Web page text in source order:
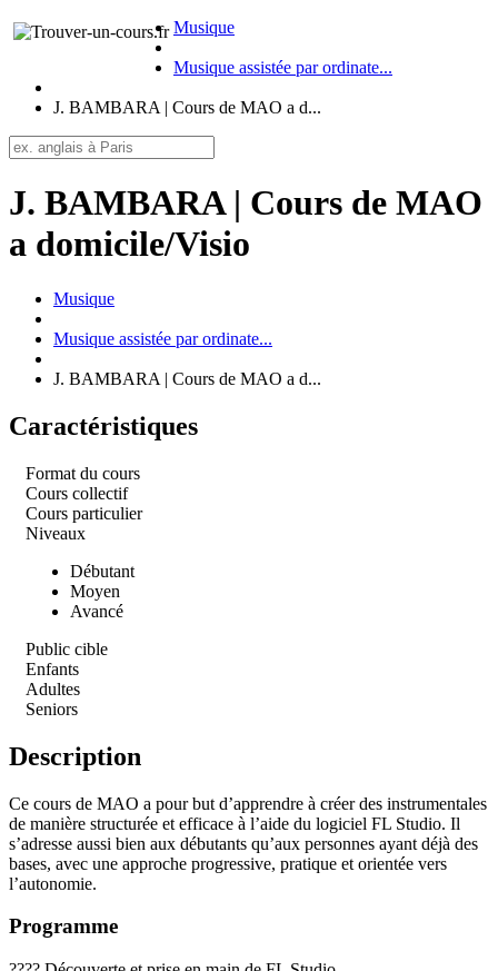
Musique
Musique assistée par ordinate...
J. BAMBARA | Cours de MAO a d...
J. BAMBARA | Cours de MAO
a domicile/Visio
Musique
Musique assistée par ordinate...
J. BAMBARA | Cours de MAO a d...
Caractéristiques
Format du cours
Cours collectif
Cours particulier
Niveaux
Débutant
Moyen
Avancé
Public cible
Enfants
Adultes
Seniors
Description
Ce cours de MAO a pour but d’apprendre à créer des instrumentales
de manière structurée et efficace à l’aide du logiciel FL Studio. Il
s’adresse aussi bien aux débutants qu’aux personnes ayant déjà des
bases, avec une approche progressive, pratique et orientée vers
l’autonomie.
Programme